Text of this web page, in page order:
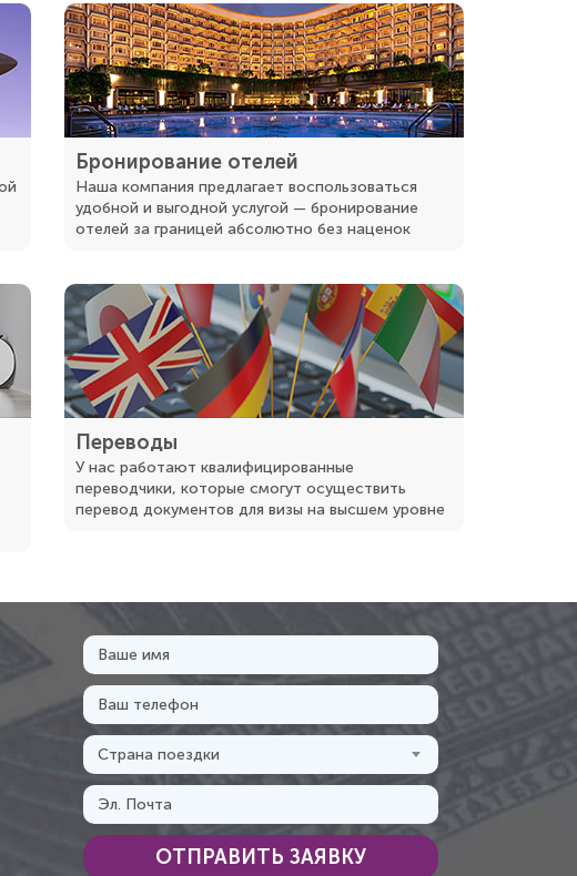
Бронирование отелей
Наша компания предлагает воспользоваться
удобной и выгодной услугой — бронирование
отелей за границей абсолютно без наценок
Переводы
У нас работают квалифицированные
переводчики, которые смогут осуществить
перевод документов для визы на высшем уровне
Страна поездки
ОТПРАВИТЬ ЗАЯВКУ